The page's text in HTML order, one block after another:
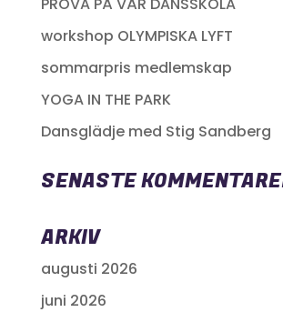
workshop OLYMPISKA LYFT
sommarpris medlemskap
YOGA IN THE PARK
Dansglädje med Stig Sandberg
SENASTE
ARKIV
augusti 2026
juni 2026